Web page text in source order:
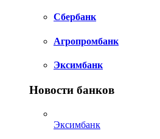
Сбербанк
Агропромбанк
Эксимбанк
Новости банков
Эксимбанк